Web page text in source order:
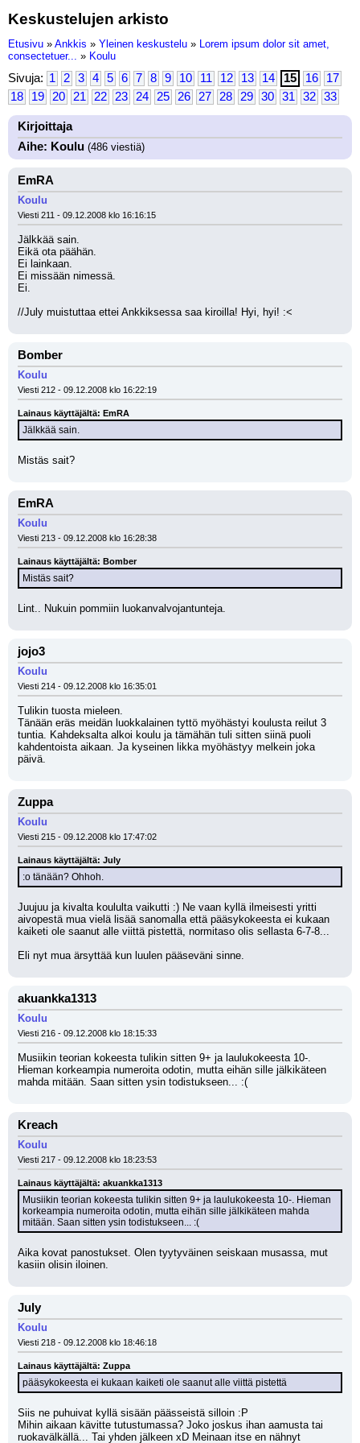
Keskustelujen arkisto
Etusivu » Ankkis » Yleinen keskustelu » Lorem ipsum dolor sit amet,
consectetuer... » Koulu
Sivuja: 1 2 3 4 5 6 7 8 9 10 11 12 13 14 15 16
17
18
19 20 21 22 23 24 25 26 27 28 29 30 31 32 33
Kirjoittaja
Aihe: Koulu (486 viestiä)
EmRA
Koulu
Viesti 211 - 09.12.2008 klo 16:16:15
Jälkkää sain.
Eikä ota päähän.
Ei lainkaan.
Ei missään nimessä.
Ei.
//July muistuttaa ettei Ankkiksessa saa kiroilla! Hyi, hyi! :<
Bomber
Koulu
Viesti 212 - 09.12.2008 klo 16:22:19
Lainaus käyttäjältä: EmRA
Jälkkää sain.
Mistäs sait?
EmRA
Koulu
Viesti 213 - 09.12.2008 klo 16:28:38
Lainaus käyttäjältä: Bomber
Mistäs sait?
Lint.. Nukuin pommiin luokanvalvojantunteja.
jojo3
Koulu
Viesti 214 - 09.12.2008 klo 16:35:01
Tulikin tuosta mieleen.
Tänään eräs meidän luokkalainen tyttö myöhästyi koulusta reilut 3
tuntia. Kahdeksalta alkoi koulu ja tämähän tuli sitten siinä puoli
kahdentoista aikaan. Ja kyseinen likka myöhästyy melkein joka
päivä.
Zuppa
Koulu
Viesti 215 - 09.12.2008 klo 17:47:02
Lainaus käyttäjältä: July
:o tänään? Ohhoh.
Juujuu ja kivalta koululta vaikutti :) Ne vaan kyllä ilmeisesti yritti
aivopestä mua vielä lisää sanomalla että pääsykokeesta ei kukaan
kaiketi ole saanut alle viittä pistettä, normitaso olis sellasta 6-7-8...
Eli nyt mua ärsyttää kun luulen pääseväni sinne.
akuankka1313
Koulu
Viesti 216 - 09.12.2008 klo 18:15:33
Musiikin teorian kokeesta tulikin sitten 9+ ja laulukokeesta 10-.
Hieman korkeampia numeroita odotin, mutta eihän sille jälkikäteen
mahda mitään. Saan sitten ysin todistukseen... :(
Kreach
Koulu
Viesti 217 - 09.12.2008 klo 18:23:53
Lainaus käyttäjältä: akuankka1313
Musiikin teorian kokeesta tulikin sitten 9+ ja laulukokeesta 10-. Hieman
korkeampia numeroita odotin, mutta eihän sille jälkikäteen mahda
mitään. Saan sitten ysin todistukseen... :(
Aika kovat panostukset. Olen tyytyväinen seiskaan musassa, mut
kasiin olisin iloinen.
July
Koulu
Viesti 218 - 09.12.2008 klo 18:46:18
Lainaus käyttäjältä: Zuppa
pääsykokeesta ei kukaan kaiketi ole saanut alle viittä pistettä
Siis ne puhuivat kyllä sisään päässeistä silloin :P
Mihin aikaan kävitte tutustumassa? Joko joskus ihan aamusta tai
ruokavälkällä... Tai yhden jälkeen xD Meinaan itse en nähnyt